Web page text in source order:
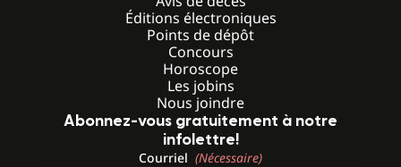
Éditions électroniques
Points de dépôt
Concours
Horoscope
Les jobins
Nous joindre
Abonnez-vous gratuitement à notre
infolettre!
Courriel (Nécessaire)